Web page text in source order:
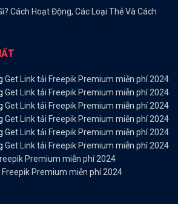
Cách Hoạt Động, Các Loại Thẻ Và Cách
Get Link tải Freepik Premium miễn phí 2024
Get Link tải Freepik Premium miễn phí 2024
Get Link tải Freepik Premium miễn phí 2024
Get Link tải Freepik Premium miễn phí 2024
Get Link tải Freepik Premium miễn phí 2024
Get Link tải Freepik Premium miễn phí 2024
Premium miễn phí 2024
Freepik Premium miễn phí 2024